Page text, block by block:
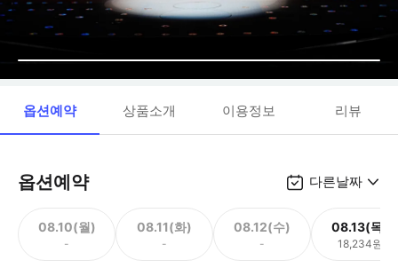
옵션예약 상품소개 이용정보 리뷰
옵션예약 다른날짜
08.10(월)
-
08.11(화)
-
08.12(수)
-
08.13(목)
18,234원